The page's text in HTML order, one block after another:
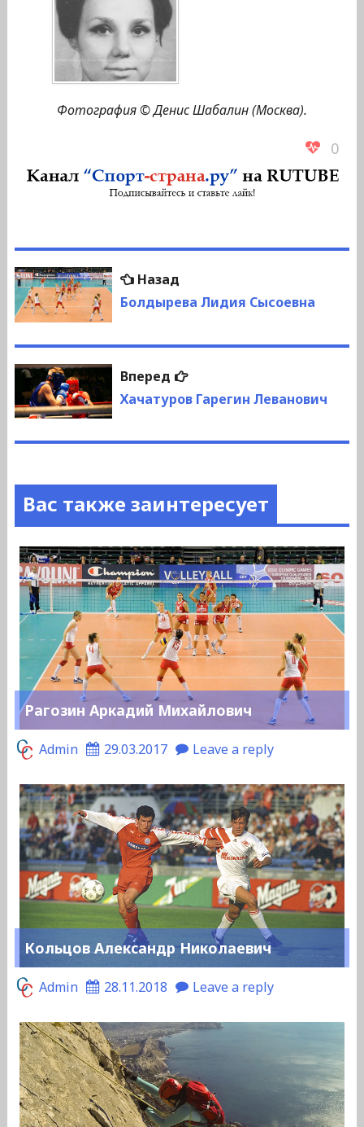
Фотография © Денис Шабалин (Москва).
0
Навигация
по
записям
НазадПредыдущая
запись:
Болдырева Лидия Сысоевна
Вперед
Следующая
запись:
Хачатуров Гарегин Леванович
Вас также заинтересует
Рагозин Аркадий Михайлович
Admin 29.03.2017 Leave a reply
Кольцов Александр Николаевич
Admin 28.11.2018 Leave a reply